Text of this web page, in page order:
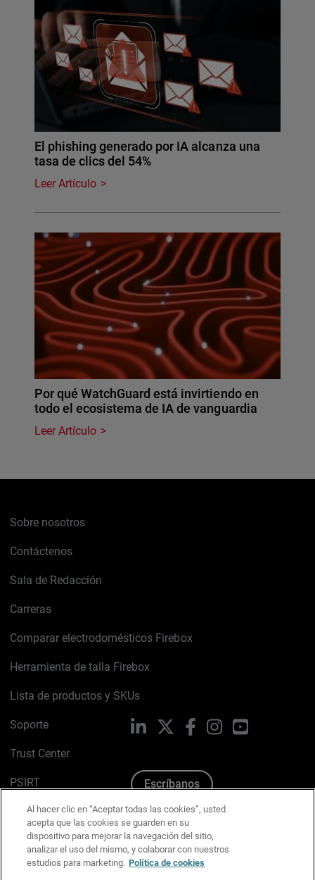
El phishing generado por IA alcanza una
tasa de clics del 54%
Leer Artículo
Por qué WatchGuard está invirtiendo en
todo el ecosistema de IA de vanguardia
Leer Artículo
Sobre nosotros
Contáctenos
Sala de Redacción
Carreras
Comparar electrodomésticos Firebox
Herramienta de talla Firebox
Lista de productos y SKUs
Soporte
Trust Center
PSIRT
Política de cookies
Política de privacidad
Kit de medios y marca
LinkedIn FacebookInstagramYouTube
Escríbanos
Al hacer clic en “Aceptar todas las cookies”, usted
acepta que las cookies se guarden en su
dispositivo para mejorar la navegación del sitio,
analizar el uso del mismo, y colaborar con nuestros
estudios para marketing. Política de cookies